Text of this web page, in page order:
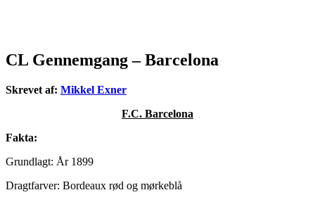
CL Gennemgang – Barcelona
Skrevet af: Mikkel Exner
F.C. Barcelona
Fakta:
Grundlagt: År 1899
Dragtfarver: Bordeaux rød og mørkeblå